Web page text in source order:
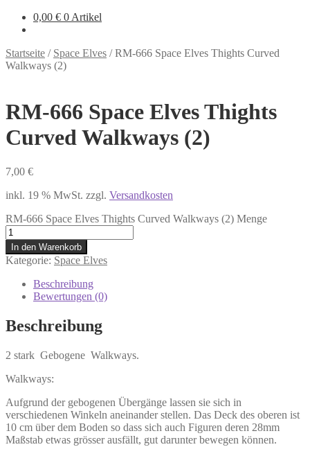
0,00 € 0 Artikel
Startseite / Space Elves /RM-666 Space Elves Thights Curved
Walkways (2)
RM-666 Space Elves Thights
Curved Walkways (2)
7,00 €
inkl. 19 % MwSt. zzgl. Versandkosten
RM-666 Space Elves Thights Curved Walkways (2) Menge
In den Warenkorb
Kategorie: Space Elves
Beschreibung
Bewertungen (0)
Beschreibung
2 stark Gebogene Walkways.
Walkways:
Aufgrund der gebogenen Übergänge lassen sie sich in
verschiedenen Winkeln aneinander stellen. Das Deck des oberen ist
10 cm über dem Boden so dass sich auch Figuren deren 28mm
Maßstab etwas grösser ausfällt, gut darunter bewegen können.